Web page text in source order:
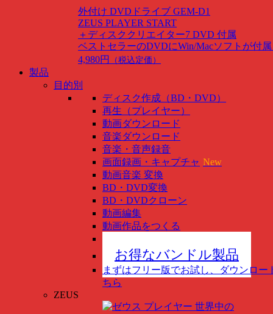
外付け DVDドライブ GEM-D1
ZEUS PLAYER START
＋ディスククリエイター7 DVD 付属
ベストセラーのDVDにWin/Macソフトが付
4,980円
（税込定価）
製品
目的別
ディスク作成（BD・DVD）
再生（プレイヤー）
動画ダウンロード
音楽ダウンロード
音楽・音声録音
画面録画・キャプチャ New
動画音楽 変換
BD・DVD変換
BD・DVDクローン
動画編集
動画作品をつくる
お得なバンドル製品
まずはフリー版でお試し、ダウンロー
ちら
ZEUS